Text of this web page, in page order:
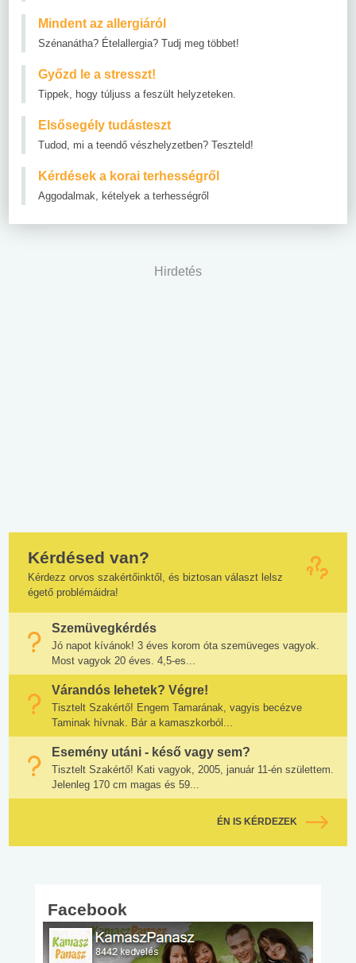
Mindent az allergiáról
Szénanátha? Ételallergia? Tudj meg többet!
Győzd le a stresszt!
Tippek, hogy túljuss a feszült helyzeteken.
Elsősegély tudásteszt
Tudod, mi a teendő vészhelyzetben? Teszteld!
Kérdések a korai terhességről
Aggodalmak, kételyek a terhességről
Hirdetés
Kérdésed van?
Kérdezz orvos szakértőinktől, és biztosan választ lelsz
égető problémáidra!
Szemüvegkérdés
Jó napot kívánok! 3 éves korom óta szemüveges vagyok.
Most vagyok 20 éves. 4,5-es...
Várandós lehetek? Végre!
Tisztelt Szakértő! Engem Tamarának, vagyis becézve
Taminak hívnak. Bár a kamaszkorból...
Esemény utáni - késő vagy sem?
Tisztelt Szakértő! Kati vagyok, 2005, január 11-én születtem.
Jelenleg 170 cm magas és 59...
ÉN IS KÉRDEZEK
Facebook